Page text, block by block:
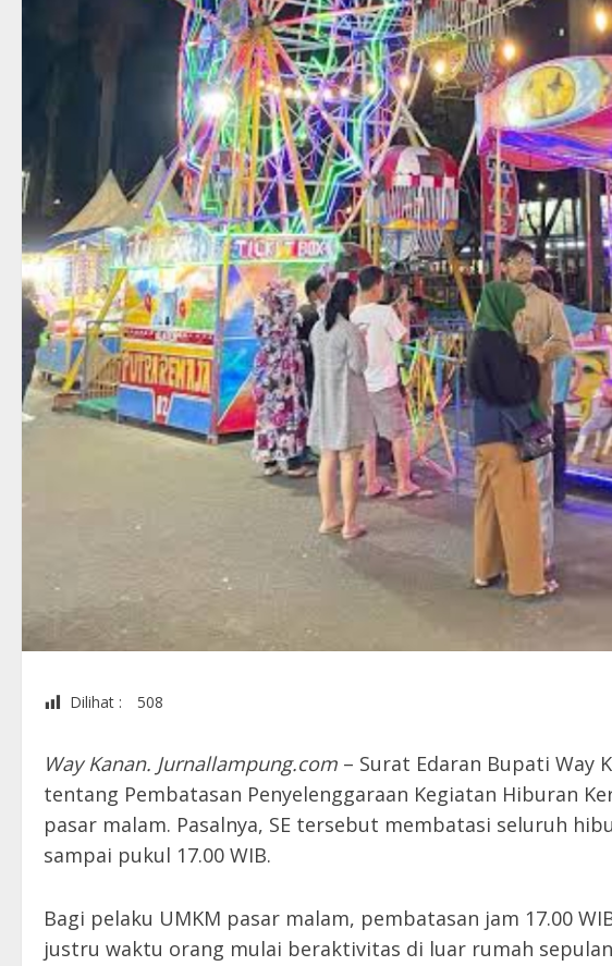
Dilihat : 508
Way Kanan. Jurnallampung.com – Surat Edaran Bupati Way
tentang Pembatasan Penyelenggaraan Kegiatan Hiburan
pasar malam. Pasalnya, SE tersebut membatasi seluruh
sampai pukul 17.00 WIB.
Bagi pelaku UMKM pasar malam, pembatasan jam 17.00
justru waktu orang mulai beraktivitas di luar rumah